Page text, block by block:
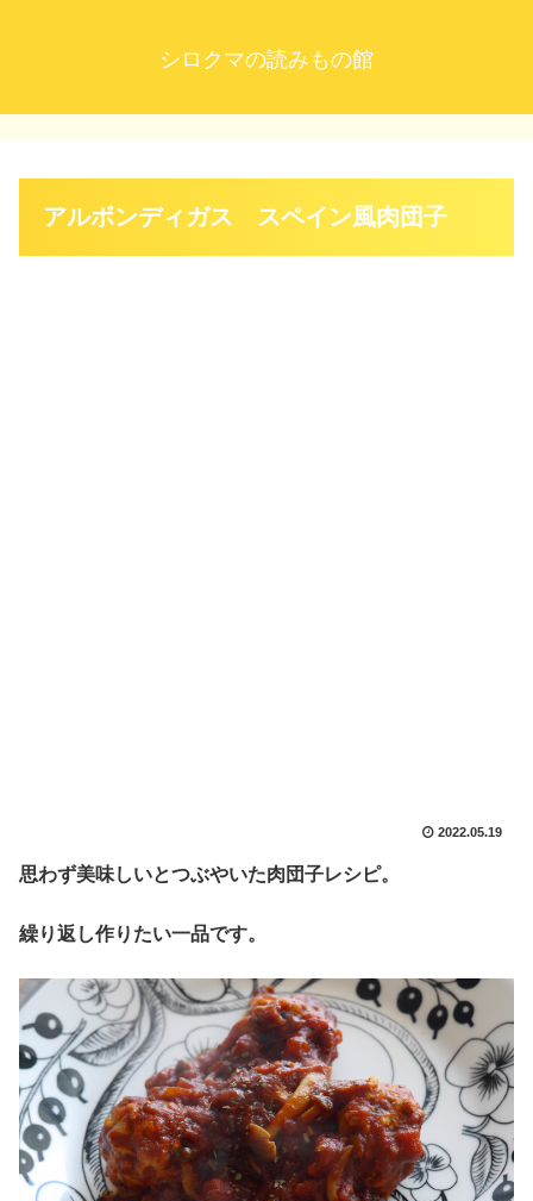
シロクマの読みもの館
アルボンディガス スペイン風肉団子
2022.05.19
思わず美味しいとつぶやいた肉団子レシピ。
繰り返し作りたい一品です。